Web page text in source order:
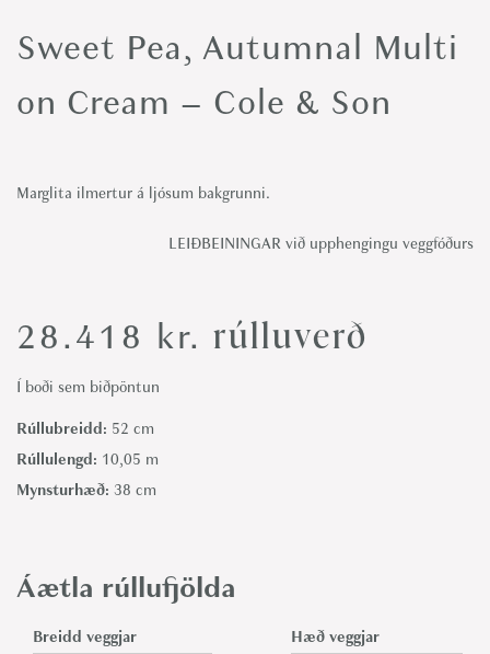
nSweet Pea, Autumnal Multi
on Cream – Cole & Son
28.418 kr. rúlluverð
Marglita ilmertur á ljósum bakgrunni.
LEIÐBEININGAR við upphengingu veggfóðurs
Í boði sem biðpöntun
Rúllubreidd: 52 cm
Rúllulengd: 10,05 m
Mynsturhæð: 38 cm
Áætla rúllufjölda
Breidd veggjar
Hæð veggjar